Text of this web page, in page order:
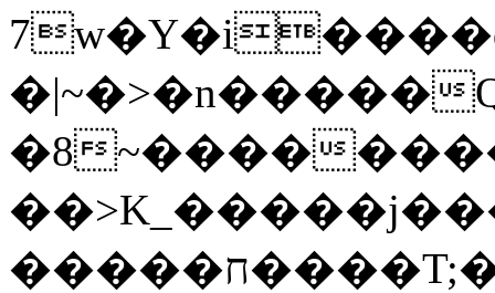
�|~�>�n�����
�8~����
�����ח����T;�uU�w��oovW�N�\�v�̓��N��6xz��z^��s�;